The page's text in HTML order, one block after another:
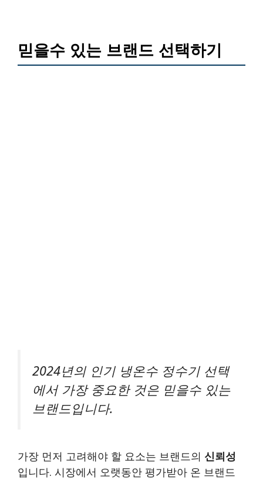
믿을수 있는 브랜드 선택하기
2024년의 인기 냉온수 정수기 선택
에서 가장 중요한 것은 믿을수 있는
브랜드입니다.
가장 먼저 고려해야 할 요소는 브랜드의 신뢰성
입니다. 시장에서 오랫동안 평가받아 온 브랜드